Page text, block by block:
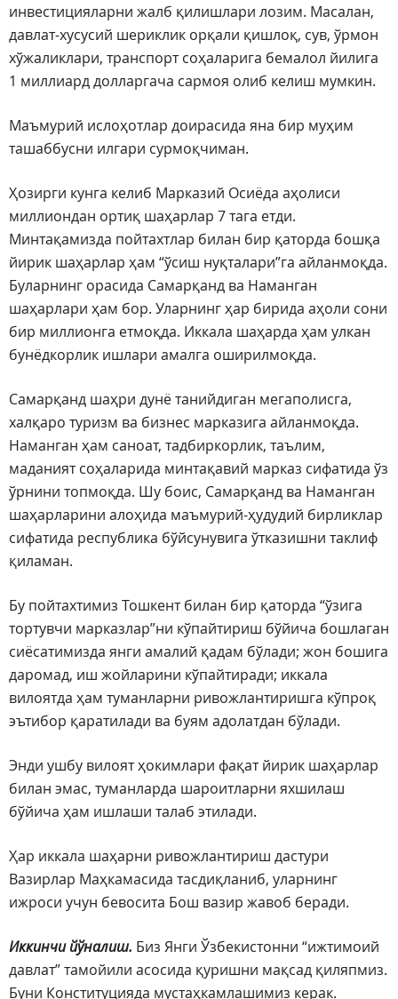
инвестицияларни жалб қилишлари лозим. Масалан,
давлат-хусусий шериклик орқали қишлоқ, сув, ўрмон
хўжаликлари, транспорт соҳаларига бемалол йилига
1 миллиард долларгача сармоя олиб келиш мумкин.
Маъмурий ислоҳотлар доирасида яна бир муҳим
ташаббусни илгари сурмоқчиман.
Ҳозирги кунга келиб Марказий Осиёда аҳолиси
миллиондан ортиқ шаҳарлар 7 тага етди.
Минтақамизда пойтахтлар билан бир қаторда бошқа
йирик шаҳарлар ҳам “ўсиш нуқталари”га айланмоқда.
Буларнинг орасида Самарқанд ва Наманган
шаҳарлари ҳам бор. Уларнинг ҳар бирида аҳоли сони
бир миллионга етмоқда. Иккала шаҳарда ҳам улкан
бунёдкорлик ишлари амалга оширилмоқда.
Самарқанд шаҳри дунё танийдиган мегаполисга,
халқаро туризм ва бизнес марказига айланмоқда.
Наманган ҳам саноат, тадбиркорлик, таълим,
маданият соҳаларида минтақавий марказ сифатида ўз
ўрнини топмоқда. Шу боис, Самарқанд ва Наманган
шаҳарларини алоҳида маъмурий-ҳудудий бирликлар
сифатида республика бўйсунувига ўтказишни таклиф
қиламан.
Бу пойтахтимиз Тошкент билан бир қаторда “ўзига
тортувчи марказлар”ни кўпайтириш бўйича бошлаган
сиёсатимизда янги амалий қадам бўлади; жон бошига
даромад, иш жойларини кўпайтиради; иккала
вилоятда ҳам туманларни ривожлантиришга кўпроқ
эътибор қаратилади ва буям адолатдан бўлади.
Энди ушбу вилоят ҳокимлари фақат йирик шаҳарлар
билан эмас, туманларда шароитларни яхшилаш
бўйича ҳам ишлаши талаб этилади.
Ҳар иккала шаҳарни ривожлантириш дастури
Вазирлар Маҳкамасида тасдиқланиб, уларнинг
ижроси учун бевосита Бош вазир жавоб беради.
Иккинчи йўналиш. Биз Янги Ўзбекистонни “ижтимоий
давлат” тамойили асосида қуришни мақсад қиляпмиз.
Буни Конституцияда мустаҳкамлашимиз керак.